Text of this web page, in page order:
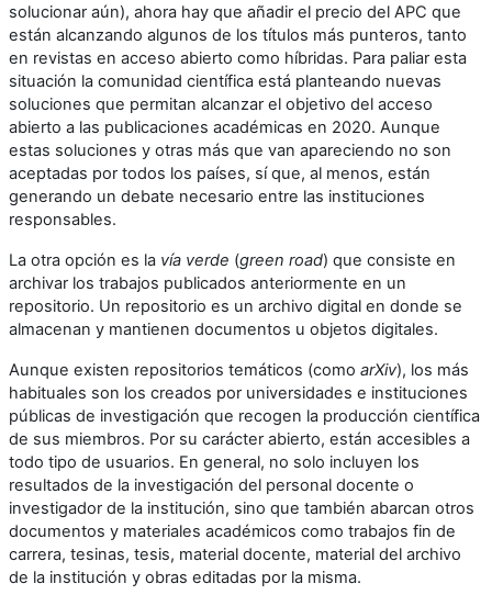
solucionar aún), ahora hay que añadir el precio del APC que
están alcanzando algunos de los títulos más punteros, tanto
en revistas en acceso abierto como híbridas. Para paliar esta
situación la comunidad científica está planteando nuevas
soluciones que permitan alcanzar el objetivo del acceso
abierto a las publicaciones académicas en 2020. Aunque
estas soluciones y otras más que van apareciendo no son
aceptadas por todos los países, sí que, al menos, están
generando un debate necesario entre las instituciones
responsables.
La otra opción es la vía verde (green road) que consiste en
archivar los trabajos publicados anteriormente en un
repositorio. Un repositorio es un archivo digital en donde se
almacenan y mantienen documentos u objetos digitales.
Aunque existen repositorios temáticos (como arXiv), los más
habituales son los creados por universidades e instituciones
públicas de investigación que recogen la producción científica
de sus miembros. Por su carácter abierto, están accesibles a
todo tipo de usuarios. En general, no solo incluyen los
resultados de la investigación del personal docente o
investigador de la institución, sino que también abarcan otros
documentos y materiales académicos como trabajos fin de
carrera, tesinas, tesis, material docente, material del archivo
de la institución y obras editadas por la misma.